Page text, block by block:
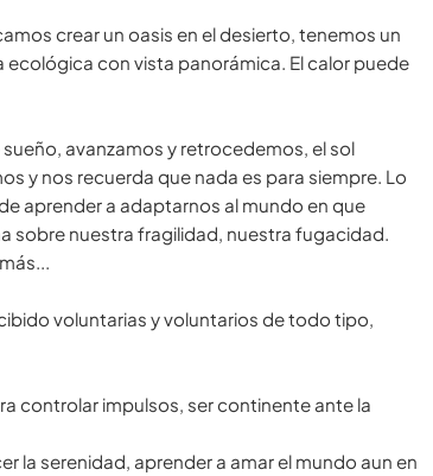
crear un oasis en el desierto, tenemos un
con vista panorámica. El calor puede
avanzamos y retrocedemos, el sol
y nos recuerda que nada es para siempre. Lo
aprender a adaptarnos al mundo en que
sobre nuestra fragilidad, nuestra fugacidad.
voluntarias y voluntarios de todo tipo,
controlar impulsos, ser continente ante la
la serenidad, aprender a amar el mundo aun en